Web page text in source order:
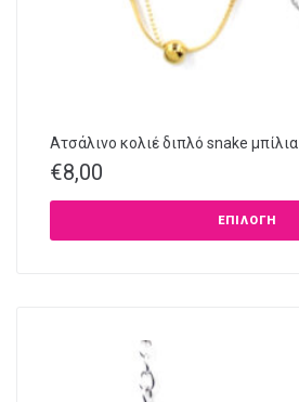
Ατσάλινο κολιέ διπλό snake μπίλια
€8,00
ΕΠΙΛΟΓΉ